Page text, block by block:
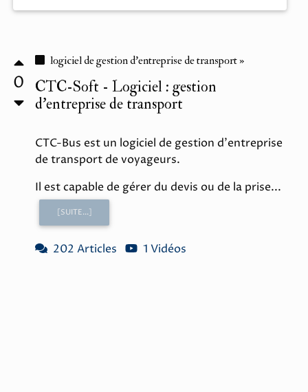
0
logiciel de gestion d'entreprise de transport »
CTC-Soft - Logiciel : gestion
d'entreprise de transport
CTC-Bus est un logiciel de gestion d'entreprise
de transport de voyageurs.
Il est capable de gérer du devis ou de la prise...
[SUITE...]
202 Articles 1 Vidéos